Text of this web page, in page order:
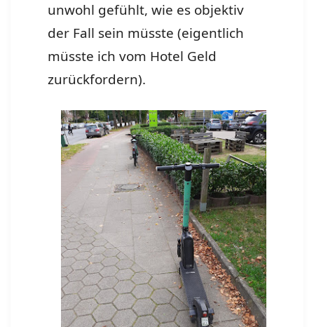
unwohl gefühlt, wie es objektiv
der Fall sein müsste (eigentlich
müsste ich vom Hotel Geld
zurückfordern).